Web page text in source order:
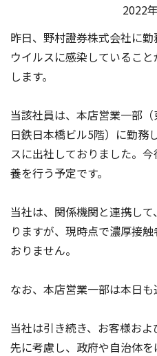
2022
昨日、野村證券株式会社に
ウイルスに感染しているこ
します。
当該社員は、本店営業一部
日鉄日本橋ビル5階）に勤務
スに出社しておりました。
養を行う予定です。
当社は、関係機関と連携し
りますが、現時点で濃厚接
おりません。
なお、本店営業一部は本日も
当社は引き続き、お客様お
先に考慮し、政府や自治体